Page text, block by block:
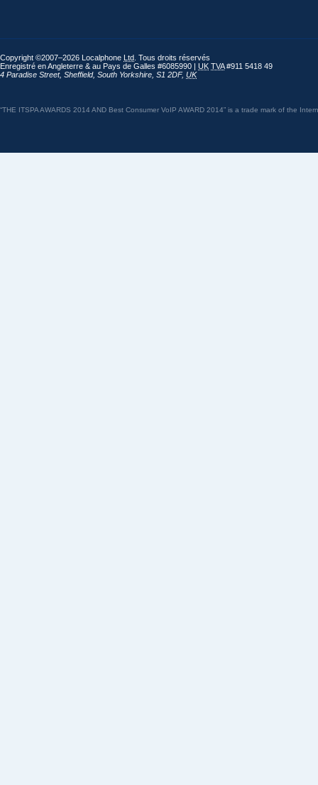
Copyright ©2007–2026 Localphone Ltd . Tous droits réservés
Enregistré en Angleterre & au Pays de Galles #6085990 | UK TVA#911 5418 49
4 Paradise Street, Sheffield, South Yorkshire S1 2DF, UK
“THE ITSPA AWARDS 2014 AND Best Consumer VoIP AWARD 2014” is a trade mark of the